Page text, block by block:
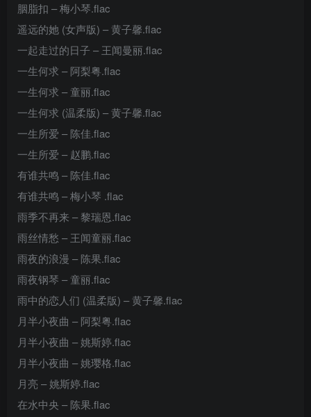
胭脂扣 – 梅小琴.flac
遥远的她 (女声版) – 黄子馨.flac
一起走过的日子 – 王闻曼丽.flac
一生何求 – 阿梨粤.flac
一生何求 – 童丽.flac
一生何求 (温柔版) – 黄子馨.flac
一生所爱 – 陈佳.flac
一生所爱 – 赵鹏.flac
有谁共鸣 – 陈佳.flac
有谁共鸣 – 梅小琴 .flac
雨季不再来 – 黎瑞恩.flac
雨丝情愁 – 王闻童丽.flac
雨夜的浪漫 – 陈果.flac
雨夜钢琴 – 童丽.flac
雨中的恋人们 (温柔版) – 黄子馨.flac
月半小夜曲 – 阿梨粤.flac
月半小夜曲 – 姚斯婷.flac
月半小夜曲 – 姚璎格.flac
月亮 – 姚斯婷.flac
在水中央 – 陈果.flac